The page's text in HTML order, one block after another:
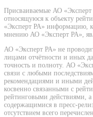
Присваиваемые АО
относящуюся к объекту
«Эксперт РА» информацию,
мнению АО «Эксперт РА»,
АО «Эксперт РА» не
лицами отчётности и иных
точность и полноту. АО
связи с любыми
рекомендациями и иными
косвенно связанными с
рейтинговыми действиями,
содержащимися в пресс-
отсутствием всего